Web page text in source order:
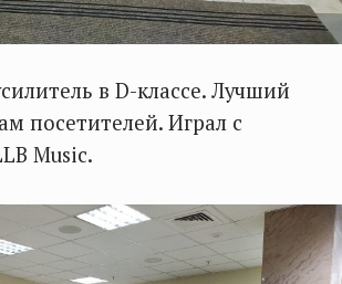
в D-классе. Лучший
посетителей. Играл с
Music.